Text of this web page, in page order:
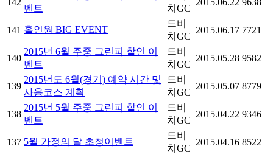
벤트
치GC
141 홀인원 BIG EVENT
드비
치GC
2015.06.17 7721
140
2015년 6월 주중 그린피 할인 이
벤트
드비
치GC
2015.05.28 9582
139
2015년도 6월(경기) 예약 시간 및
사용코스 계획
드비
치GC
2015.05.07 8779
138
2015년 5월 주중 그린피 할인 이
벤트
드비
치GC
2015.04.22 9346
137 5월 가정의 달 초청이벤트
드비
치GC
2015.04.16 8522